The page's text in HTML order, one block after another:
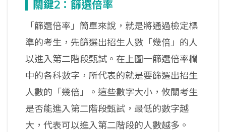
關鍵2：篩選倍率
「篩選倍率」簡單來說，就是將通過檢定標
準的考生，先篩選出招生人數「幾倍」的人
以進入第二階段甄試。在上圖一篩選倍率欄
中的各科數字，所代表的就是要篩選出招生
人數的「幾倍」。這些數字大小，攸關考生
是否能進入第二階段甄試，最低的數字越
大，代表可以進入第二階段的人數越多。